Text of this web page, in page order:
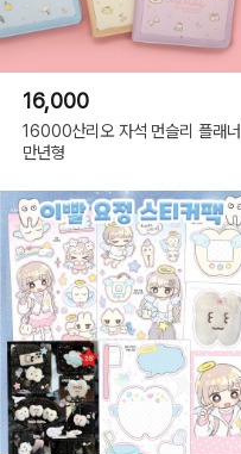
16,000
16000산리오 자석 먼슬리 플래너
만년형